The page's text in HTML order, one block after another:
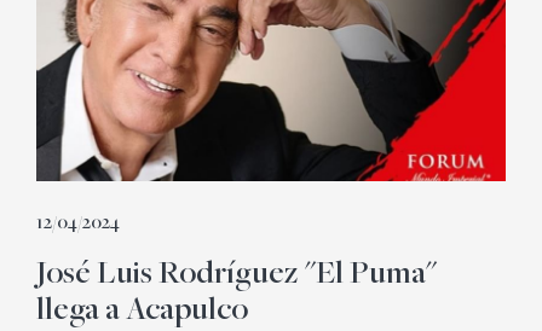
12/04/2024
José Luis Rodríguez "El Puma"
llega a Acapulco